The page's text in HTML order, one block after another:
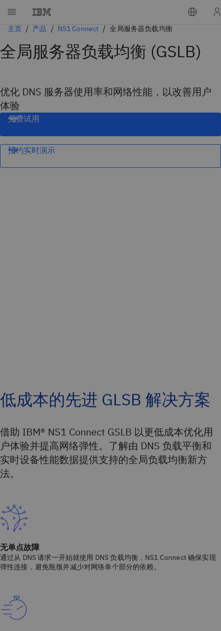
主页 产品 NS1 Connect 全局服务器负载均衡
全局服务器负载均衡 (GSLB)
优化 DNS 服务器使用率和网络性能，以改善用户
体验
免费试用
预约实时演示
低成本的先进 GLSB 解决方案
借助 IBM® NS1 Connect GSLB 以更低成本优化用
户体验并提高网络弹性。了解由 DNS 负载平衡和
实时设备性能数据提供支持的全局负载均衡新方
法。
无单点故障
通过从 DNS 请求一开始就使用 DNS 负载均衡，NS1 Connect 确保实现
弹性连接，避免瓶颈并减少对网络单个部分的依赖。